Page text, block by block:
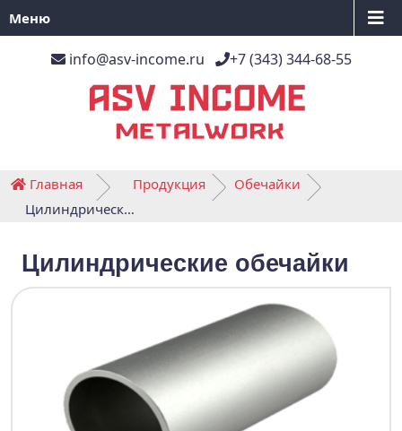
Меню
info@asv-income.ru +7 (343) 344-68-55
Главная Продукция
Обечайки
Цилиндрические обечайки
Цилиндрические обечайки